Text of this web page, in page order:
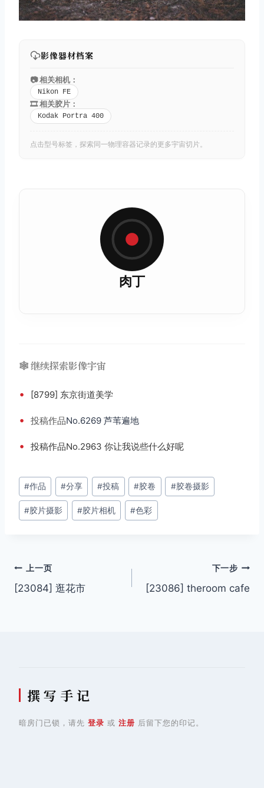
影像器材档案
📷 相关相机：
Nikon FE
🎞️ 相关胶片：
Kodak Portra 400
点击型号标签，探索同一物理容器记录的更多宇宙切片。
肉丁
🕸️ 继续探索影像宇宙
• [8799] 东京街道美学
• 投稿作品No.6269 芦苇遍地
• 投稿作品No.2963 你让我说些什么好呢
文
章
标
#作品 #分享 #投稿 #胶卷 #胶卷摄影
#胶片摄影 #胶片相机 #色彩
文
章
上一页
[23084] 逛花市
下一步
[23086] theroom cafe
撰 写 手 记
暗房门已锁，请先 登录 或 注册 后留下您的印记。
取消